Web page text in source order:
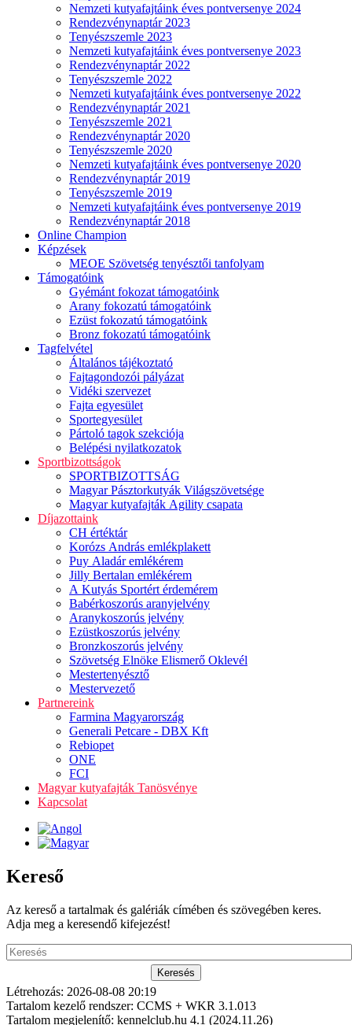
Nemzeti kutyafajtáink éves pontversenye 2024
Rendezvénynaptár 2023
Tenyészszemle 2023
Nemzeti kutyafajtáink éves pontversenye 2023
Rendezvénynaptár 2022
Tenyészszemle 2022
Nemzeti kutyafajtáink éves pontversenye 2022
Rendezvénynaptár 2021
Tenyészszemle 2021
Rendezvénynaptár 2020
Tenyészszemle 2020
Nemzeti kutyafajtáink éves pontversenye 2020
Rendezvénynaptár 2019
Tenyészszemle 2019
Nemzeti kutyafajtáink éves pontversenye 2019
Rendezvénynaptár 2018
Online Champion
Képzések
MEOE Szövetség tenyésztői tanfolyam
Támogatóink
Gyémánt fokozat támogatóink
Arany fokozatú támogatóink
Ezüst fokozatú támogatóink
Bronz fokozatú támogatóink
Tagfelvétel
Általános tájékoztató
Fajtagondozói pályázat
Vidéki szervezet
Fajta egyesület
Sportegyesület
Pártoló tagok szekciója
Belépési nyilatkozatok
Sportbizottságok
SPORTBIZOTTSÁG
Magyar Pásztorkutyák Világszövetsége
Magyar kutyafajták Agility csapata
Díjazottaink
CH értéktár
Korózs András emlékplakett
Puy Aladár emlékérem
Jilly Bertalan emlékérem
A Kutyás Sportért érdemérem
Babérkoszorús aranyjelvény
Aranykoszorús jelvény
Ezüstkoszorús jelvény
Bronzkoszorús jelvény
Szövetség Elnöke Elismerő Oklevél
Mestertenyésztő
Mestervezető
Partnereink
Farmina Magyarország
Generali Petcare - DBX Kft
Rebiopet
ONE
FCI
Magyar kutyafajták Tanösvénye
Kapcsolat
Kereső
Az kereső a tartalmak és galériák címében és szövegében keres.
Adja meg a keresendő kifejezést!
Létrehozás: 2026-08-08 20:19
Tartalom kezelő rendszer: CCMS + WKR 3.1.013
Tartalom megjelenítő: kennelclub.hu 4.1 (2024.11.26)